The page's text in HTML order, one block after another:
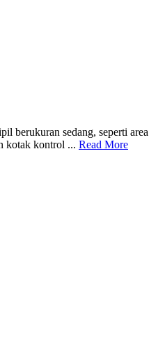
berukuran sedang, seperti area
kotak kontrol ... Read More